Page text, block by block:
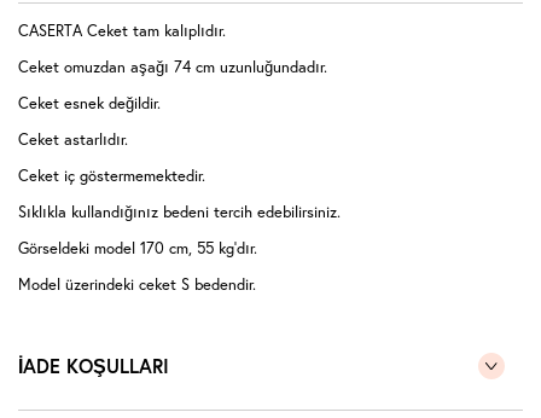
CASERTA Ceket tam kalıplıdır.
Ceket omuzdan aşağı 74 cm uzunluğundadır.
Ceket esnek değildir.
Ceket astarlıdır.
Ceket iç göstermemektedir.
Sıklıkla kullandığınız bedeni tercih edebilirsiniz.
Görseldeki model 170 cm, 55 kg'dır.
Model üzerindeki ceket S bedendir.
İADE KOŞULLARI